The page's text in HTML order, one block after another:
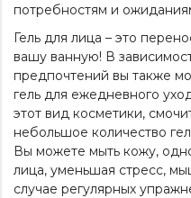
потребностям и
Гель для лица – это
вашу ванную! В
предпочтений вы также
гель для ежедневного
этот вид косметики,
небольшое количество
Вы можете мыть кожу,
лица, уменьшая стресс,
случае регулярных